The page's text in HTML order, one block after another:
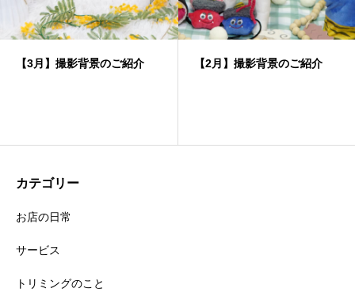
【3月】撮影背景のご紹介 【2月】撮影背景のご紹介
カテゴリー
お店の日常
サービス
トリミングのこと